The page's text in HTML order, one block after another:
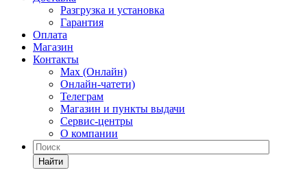
Разгрузка и установка
Гарантия
Оплата
Магазин
Контакты
Max (Онлайн)
Онлайн-чатети)
Телеграм
Магазин и пункты выдачи
Сервис-центры
О компании
Найти